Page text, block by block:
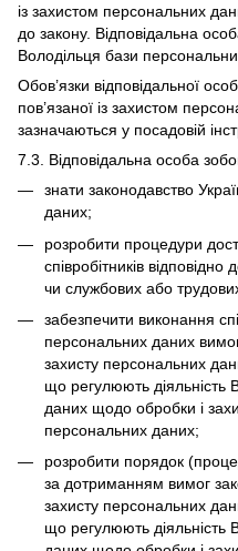
із захистом персональних
до закону. Відповідальна
Володільця бази
Обов’язки відповідальної
пов’язаної із захистом
зазначаються у посадовій
7.3. Відповідальна особа
знати законодавство
даних;
розробити процедури
співробітників відповідно
чи службових або трудових
забезпечити виконання
персональних даних
захисту персональних
що регулюють діяльність
даних щодо обробки і
персональних даних;
розробити порядок
за дотриманням вимог
захисту персональних
що регулюють діяльність